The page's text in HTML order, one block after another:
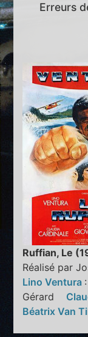
Erreurs
Ruffian, Le
Réalisé par
Lino Ventura
Gérard
Béatrix Van